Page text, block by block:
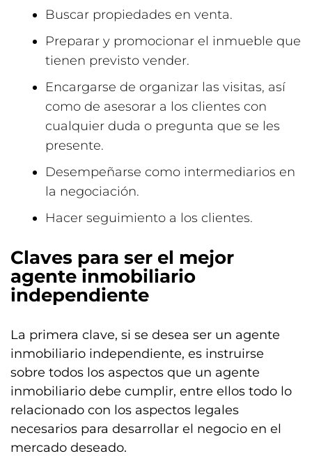
Buscar propiedades en venta.
Preparar y promocionar el inmueble que
tienen previsto vender.
Encargarse de organizar las visitas, así
como de asesorar a los clientes con
cualquier duda o pregunta que se les
presente.
Desempeñarse como intermediarios en
la negociación.
Hacer seguimiento a los clientes.
Claves para ser el mejor
agente inmobiliario
independiente
La primera clave, si se desea ser un agente
inmobiliario independiente, es instruirse
sobre todos los aspectos que un agente
inmobiliario debe cumplir, entre ellos todo lo
relacionado con los aspectos legales
necesarios para desarrollar el negocio en el
mercado deseado.